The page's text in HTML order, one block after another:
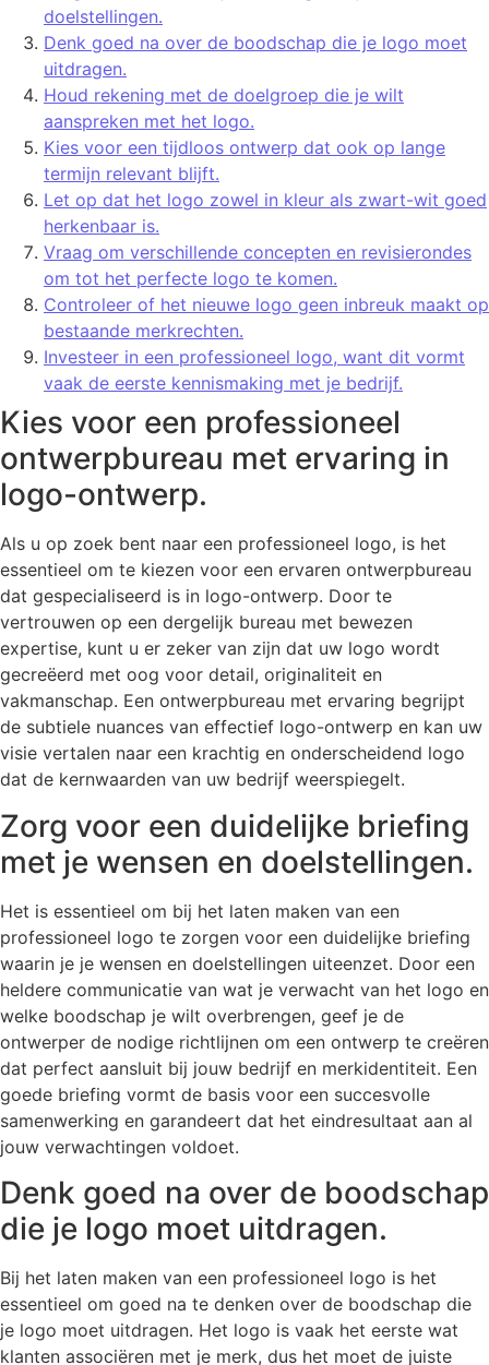
doelstellingen.
Denk goed na over de boodschap die je logo moet
uitdragen.
Houd rekening met de doelgroep die je wilt
aanspreken met het logo.
Kies voor een tijdloos ontwerp dat ook op lange
termijn relevant blijft.
Let op dat het logo zowel in kleur als zwart-wit goed
herkenbaar is.
Vraag om verschillende concepten en revisierondes
om tot het perfecte logo te komen.
Controleer of het nieuwe logo geen inbreuk maakt op
bestaande merkrechten.
Investeer in een professioneel logo, want dit vormt
vaak de eerste kennismaking met je bedrijf.
Kies voor een professioneel
ontwerpbureau met ervaring in
logo-ontwerp.
Als u op zoek bent naar een professioneel logo, is het
essentieel om te kiezen voor een ervaren ontwerpbureau
dat gespecialiseerd is in logo-ontwerp. Door te
vertrouwen op een dergelijk bureau met bewezen
expertise, kunt u er zeker van zijn dat uw logo wordt
gecreëerd met oog voor detail, originaliteit en
vakmanschap. Een ontwerpbureau met ervaring begrijpt
de subtiele nuances van effectief logo-ontwerp en kan uw
visie vertalen naar een krachtig en onderscheidend logo
dat de kernwaarden van uw bedrijf weerspiegelt.
Zorg voor een duidelijke briefing
met je wensen en doelstellingen.
Het is essentieel om bij het laten maken van een
professioneel logo te zorgen voor een duidelijke briefing
waarin je je wensen en doelstellingen uiteenzet. Door een
heldere communicatie van wat je verwacht van het logo en
welke boodschap je wilt overbrengen, geef je de
ontwerper de nodige richtlijnen om een ontwerp te creëren
dat perfect aansluit bij jouw bedrijf en merkidentiteit. Een
goede briefing vormt de basis voor een succesvolle
samenwerking en garandeert dat het eindresultaat aan al
jouw verwachtingen voldoet.
Denk goed na over de boodschap
die je logo moet uitdragen.
Bij het laten maken van een professioneel logo is het
essentieel om goed na te denken over de boodschap die
je logo moet uitdragen. Het logo is vaak het eerste wat
klanten associëren met je merk, dus het moet de juiste